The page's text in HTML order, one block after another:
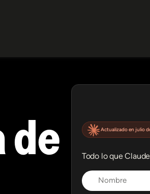
de Actualizado en julio
Todo lo que